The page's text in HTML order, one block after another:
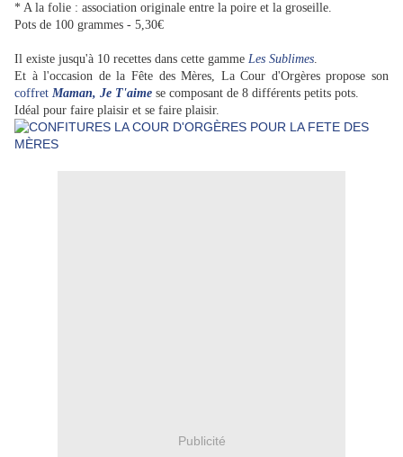
* A la folie : association originale entre la poire et la groseille.
Pots de 100 grammes - 5,30€
Il existe jusqu'à 10 recettes dans cette gamme Les Sublimes.
Et à l'occasion de la Fête des Mères, La Cour d'Orgères propose son
coffret Maman, Je T'aime se composant de 8 différents petits pots.
Idéal pour faire plaisir et se faire plaisir.
Publicité